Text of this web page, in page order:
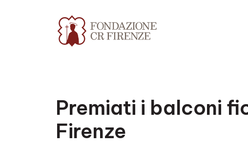
Premiati i balconi
Firenze